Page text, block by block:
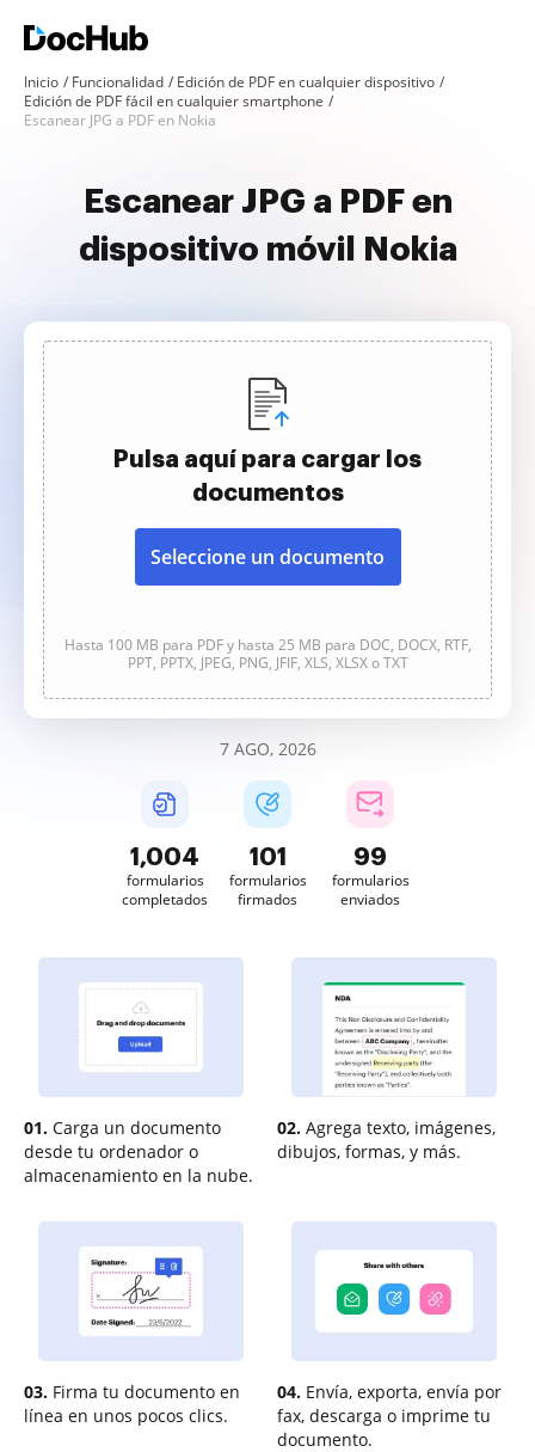
Inicio Funcionalidad
Edición de PDF en cualquier dispositivo
Edición de PDF fácil en cualquier smartphone
Escanear JPG a PDF en Nokia
Escanear JPG a PDF en
dispositivo móvil Nokia
Pulsa aquí para cargar los
documentos
Seleccione un documento
Hasta 100 MB para PDF y hasta 25 MB para DOC, DOCX, RTF,
PPT, PPTX, JPEG, PNG, JFIF, XLS, XLSX o TXT
7 AGO, 2026
1,004
formularios
completados
101
formularios
firmados
99
formularios
enviados
01. Carga un documento
desde tu ordenador o
almacenamiento en la nube.
02. Agrega texto, imágenes,
dibujos, formas, y más.
03. Firma tu documento en
línea en unos pocos clics.
04. Envía, exporta, envía por
fax, descarga o imprime tu
documento.